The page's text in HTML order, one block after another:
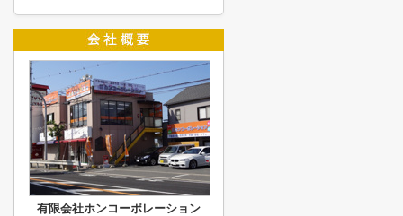
有限会社ホンコーポレーション